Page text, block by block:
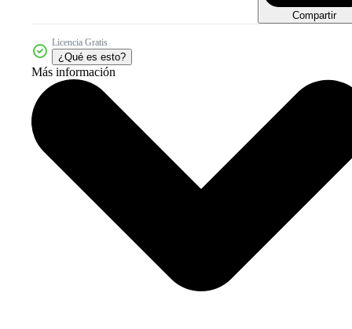
Compartir
Licencia Gratis
¿Qué es esto?
Más información